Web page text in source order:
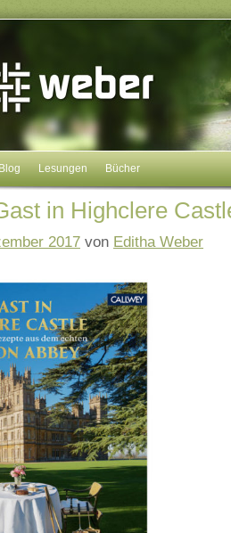
Blog Lesungen Bücher
in Highclere
2017 von Editha Weber